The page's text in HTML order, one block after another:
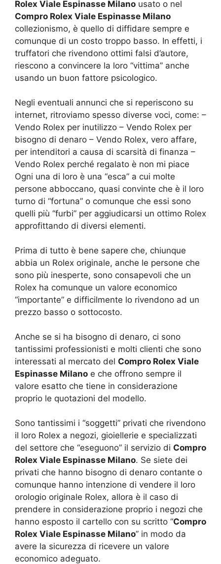
Rolex Viale Espinasse Milano usato o nel
Compro Rolex Viale Espinasse Milano
collezionismo, è quello di diffidare sempre e
comunque di un costo troppo basso. In effetti, i
truffatori che rivendono ottimi falsi d’autore,
riescono a convincere la loro “vittima” anche
usando un buon fattore psicologico.
Negli eventuali annunci che si reperiscono su
internet, ritroviamo spesso diverse voci, come: –
Vendo Rolex per inutilizzo – Vendo Rolex per
bisogno di denaro – Vendo Rolex, vero affare,
per intenditori a causa di scarsità di finanza –
Vendo Rolex perché regalato è non mi piace
Ogni una di loro è una “esca” a cui molte
persone abboccano, quasi convinte che è il loro
turno di “fortuna” o comunque che essi sono
quelli più “furbi” per aggiudicarsi un ottimo Rolex
approfittando di diversi elementi.
Prima di tutto è bene sapere che, chiunque
abbia un Rolex originale, anche le persone che
sono più inesperte, sono consapevoli che un
Rolex ha comunque un valore economico
“importante” e difficilmente lo rivendono ad un
prezzo basso o sottocosto.
Anche se si ha bisogno di denaro, ci sono
tantissimi professionisti e molti clienti che sono
interessati al mercato del Compro Rolex Viale
Espinasse Milano e che offrono sempre il
valore esatto che tiene in considerazione
proprio le quotazioni del modello.
Sono tantissimi i “soggetti” privati che rivendono
il loro Rolex a negozi, gioiellerie e specializzati
del settore che “eseguono” il servizio di Compro
Rolex Viale Espinasse Milano. Se siete dei
privati che hanno bisogno di denaro contante o
comunque hanno intenzione di vendere il loro
orologio originale Rolex, allora è il caso di
prendere in considerazione proprio i negozi che
hanno esposto il cartello con su scritto “Compro
Rolex Viale Espinasse Milano” in modo da
avere la sicurezza di ricevere un valore
economico adeguato.